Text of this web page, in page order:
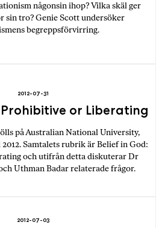
någonsin ihop? Vilka skäl ger
sin tro? Genie Scott undersöker
begreppsförvirring.
2012-07-31
or Liberating
på Australian National University,
Samtalets rubrik är Belief in God:
och utifrån detta diskuterar Dr
Uthman Badar relaterade frågor.
2012-07-03